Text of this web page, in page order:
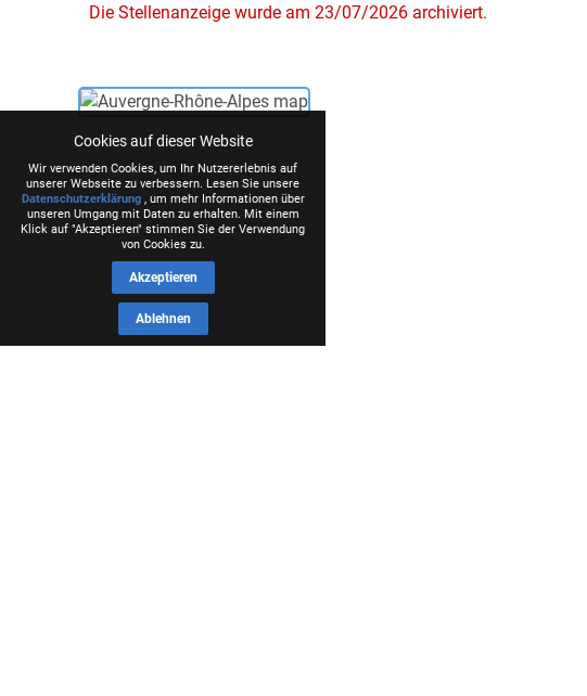
Die Stellenanzeige wurde am 23/07/2026 archiviert.
Cookies auf dieser Website
Wir verwenden Cookies, um Ihr Nutzererlebnis auf
unserer Webseite zu verbessern. Lesen Sie unsere
Datenschutzerklärung, um mehr Informationen über
unseren Umgang mit Daten zu erhalten. Mit einem
Klick auf "Akzeptieren" stimmen Sie der Verwendung
von Cookies zu.
Akzeptieren
Ablehnen